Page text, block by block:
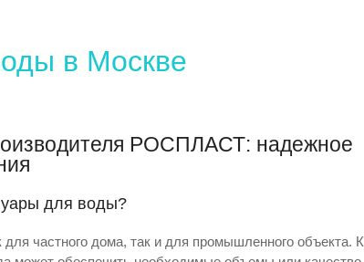
в Москве
РОСПЛАСТ: надежное
для воды?
частного дома, так и для промышленного объекта. К